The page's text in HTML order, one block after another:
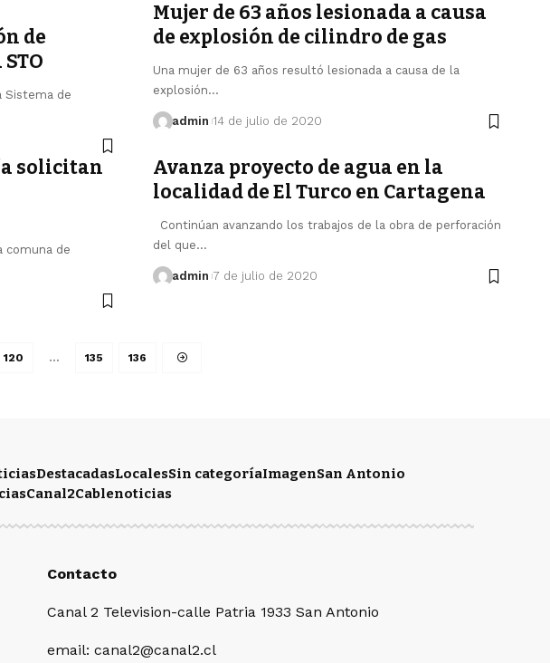
de
Sistema de
Mujer de 63 años lesionada a causa
de explosión de cilindro de gas
Una mujer de 63 años resultó lesionada a causa de la
explosión…
admin 14 de julio de 2020
solicitan
comuna de
Avanza proyecto de agua en la
localidad de El Turco en Cartagena
Continúan avanzando los trabajos de la obra de perforación
del que…
admin 7 de julio de 2020
120 … 135 136
DestacadasLocalesSin categoríaImagenSan Antonio
Canal2Cablenoticias
Contacto
Canal 2 Television-calle Patria 1933 San Antonio
email: canal2@canal2.cl